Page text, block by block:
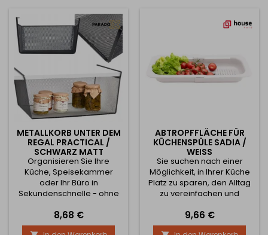
die genau angibt, wann Sie
trinken sollten, um Ihren...
verwandelt. Gewinnen Sie
METALLKORB UNTER DEM
REGAL PRACTICAL /
SCHWARZ MATT
Organisieren Sie Ihre
Küche, Speisekammer
oder Ihr Büro in
Sekundenschnelle - ohne
maximalem Effekt! Der
PRACTICAL Regalkorb aus
Preis
8,68 €
ABTROPFFLÄCHE FÜR
KÜCHENSPÜLE SADIA /
WEISS
Sie suchen nach einer
Möglichkeit, in Ihrer Küche
Platz zu sparen, den Alltag
zu vereinfachen und
Einrichtung einen
modernen Touch zu
Preis
9,66 €